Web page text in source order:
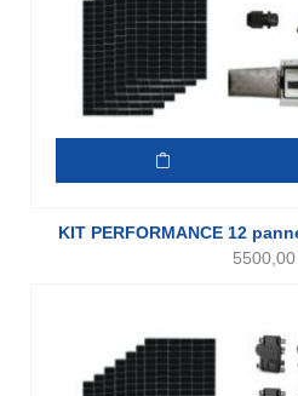
KIT PERFORMANCE 12
5500,00